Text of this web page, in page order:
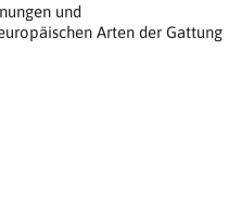
und
Arten der Gattung